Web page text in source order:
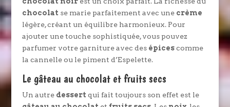
chocolat se marie parfaitement avec une crème
légère, créant un équilibre harmonieux. Pour
ajouter une touche sophistiquée, vous pouvez
parfumer votre garniture avec des épicescomme
la cannelle ou le piment d’Espelette.
Le gâteau au chocolat et fruits secs
Un autre dessert qui fait toujours son effet est le